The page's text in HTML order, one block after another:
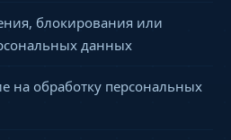
блокирования или
данных
на обработку персональных